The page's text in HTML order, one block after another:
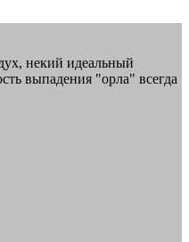
некий идеальный
выпадения "орла" всегда